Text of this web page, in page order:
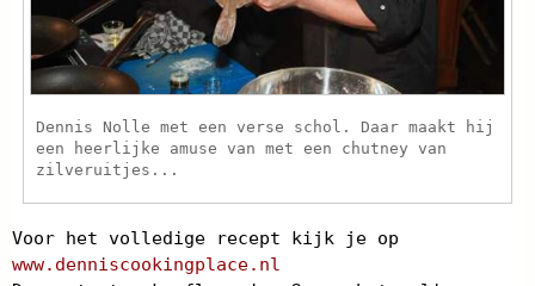
Dennis Nolle met een verse schol. Daar maakt hij
een heerlijke amuse van met een chutney van
zilveruitjes...
Voor het volledige recept kijk je op
www.denniscookingplace.nl